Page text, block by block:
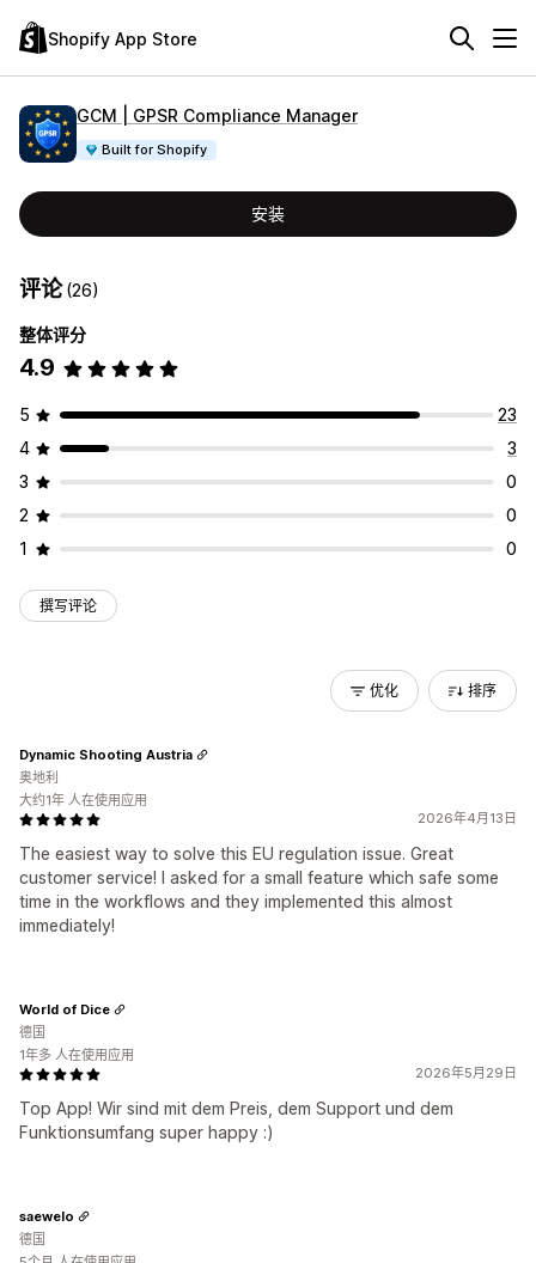
Shopify App Store
GCM | GPSR Compliance Manager
Built for Shopify
安装
评论(26)
整体评分
4.9
5
23
4
3
3
0
2
0
1
0
撰写评论
优化 排序
2026年4月13日
The easiest way to solve this EU regulation issue. Great
customer service! I asked for a small feature which safe some
time in the workflows and they implemented this almost
immediately!
Dynamic Shooting Austria
奥地利
大约1年 人在使用应用
2026年5月29日
Top App! Wir sind mit dem Preis, dem Support und dem
Funktionsumfang super happy :)
World of Dice
德国
1年多 人在使用应用
saewelo
德国